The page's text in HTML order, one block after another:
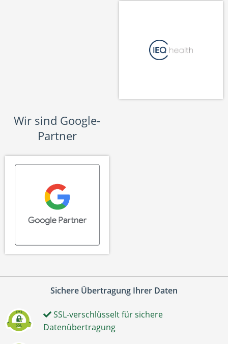
Wir sind Google-
Partner
Sichere Übertragung Ihrer Daten
SSL-verschlüsselt für sichere
Datenübertragung